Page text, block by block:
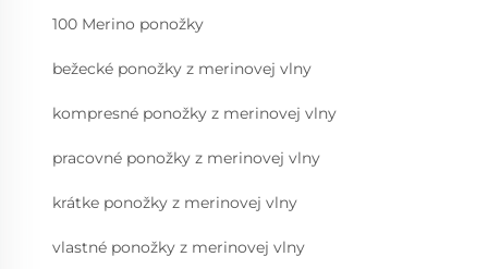
100 Merino ponožky
bežecké ponožky z merinovej vlny
kompresné ponožky z merinovej vlny
pracovné ponožky z merinovej vlny
krátke ponožky z merinovej vlny
vlastné ponožky z merinovej vlny